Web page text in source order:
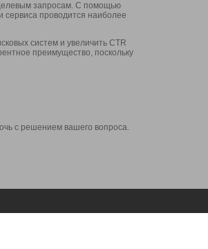
запросам. С помощью
проводится наиболее
систем и увеличить CTR
преимущество, поскольку
с решением вашего вопроса.